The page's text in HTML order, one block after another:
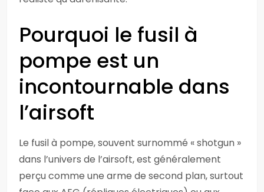
Pourquoi le fusil à
pompe est un
incontournable dans
l’airsoft
Le fusil à pompe, souvent surnommé « shotgun »
dans l’univers de l’airsoft, est généralement
perçu comme une arme de second plan, surtout